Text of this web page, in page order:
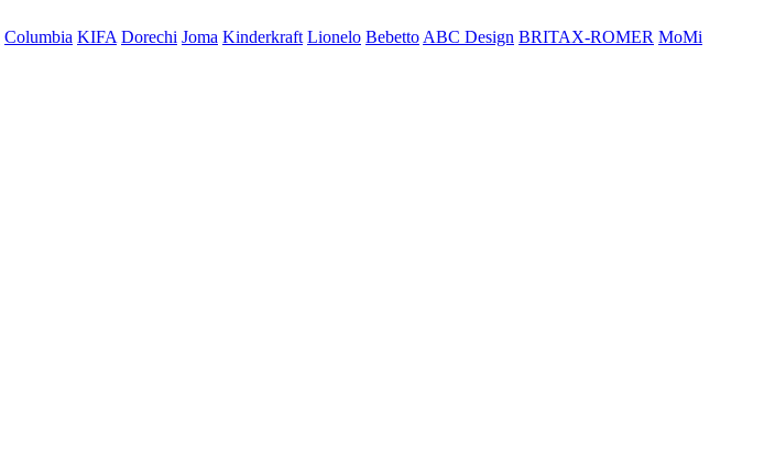
Columbia KIFA Dorechi Joma Kinderkraft Lionelo Bebetto ABC Design BRITAX-ROMER MoMi